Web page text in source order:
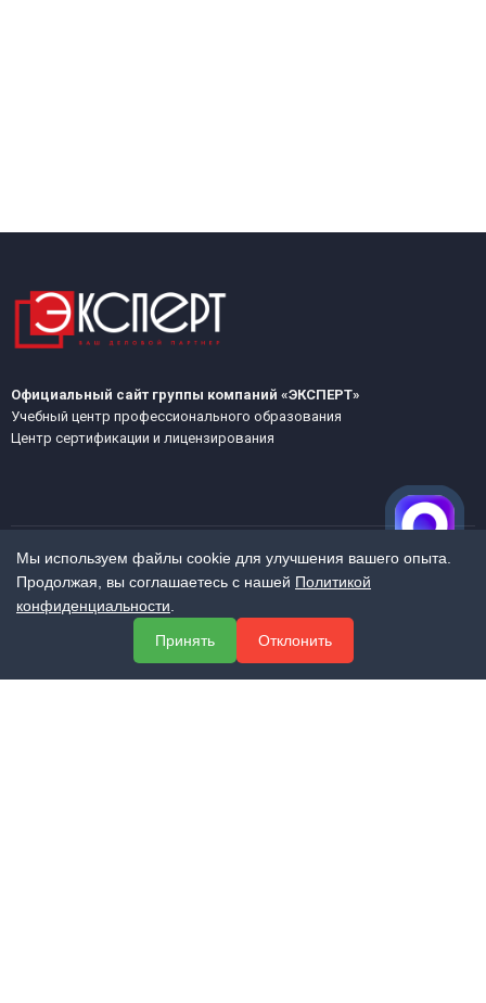
Официальный сайт группы компаний «ЭКСПЕРТ»
Учебный центр профессионального образования
Центр сертификации и лицензирования
МЕНЮ
Мы используем файлы cookie для улучшения вашего опыта.
Продолжая, вы соглашаетесь с нашей Политикой
конфиденциальности
Принять
Отклонить